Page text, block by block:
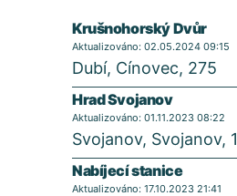
Krušnohorský Dvůr
Aktualizováno: 02.05.2024 09:15
Dubí, Cínovec, 275
Hrad Svojanov
Aktualizováno: 01.11.2023 08:22
Svojanov, Svojanov, 1
Nabíjecí stanice
Aktualizováno: 17.10.2023 21:41